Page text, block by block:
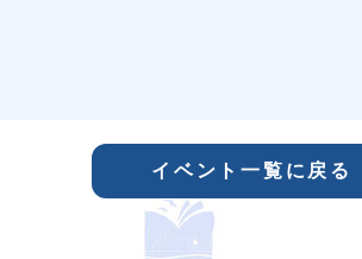
イベント一覧に戻る